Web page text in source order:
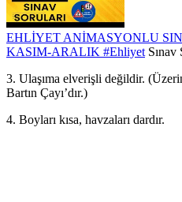
EHLİYET ANİMASYONLU
KASIM-ARALIK #Ehliyet Sınav
3. Ulaşıma elverişli değildir.
Bartın Çayı’dır.)
4. Boyları kısa, havzaları dardır.